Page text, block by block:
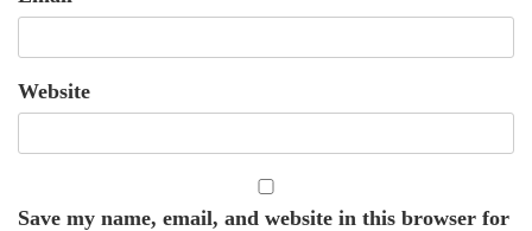
Website
Save my name, email, and website in this browser for